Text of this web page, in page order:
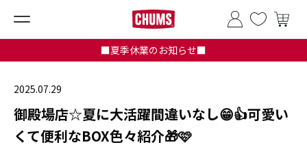
■夏季休業のお知らせ■
2025.07.29
御殿場店☆夏に大活躍間違いなし😁👍可愛い
くて便利なBOX色々紹介🎁🩷